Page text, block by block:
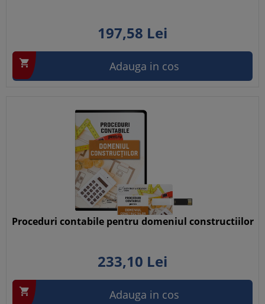
197,58 Lei
 Adauga in cos
Proceduri contabile pentru domeniul constructiilor
233,10 Lei
 Adauga in cos